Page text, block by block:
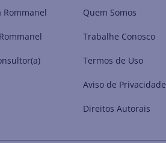
Rommanel Quem Somos
Trabalhe Conosco
Termos de Uso
Aviso de Privacidade
Direitos Autorais